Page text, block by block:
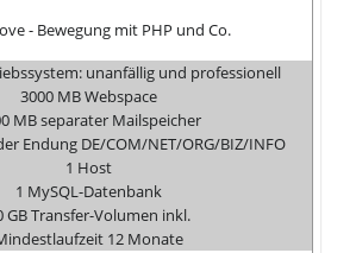
- Bewegung mit PHP und Co.
unanfällig und professionell
3000 MB Webspace
MB separater Mailspeicher
Endung DE/COM/NET/ORG/BIZ/INFO
1 Host
1 MySQL-Datenbank
GB Transfer-Volumen inkl.
12 Monate